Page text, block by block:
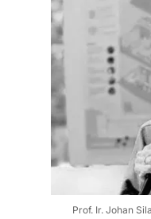
Prof. Ir. Johan